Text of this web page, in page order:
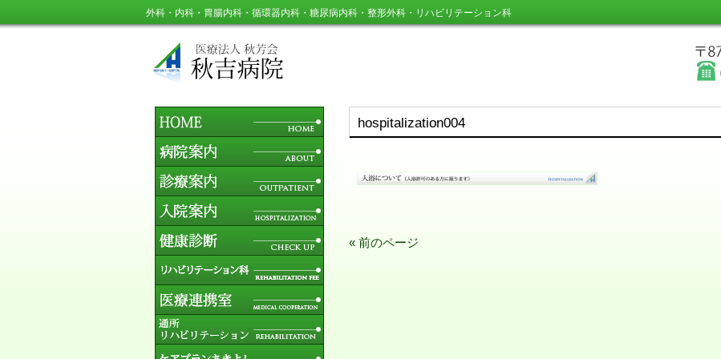
外科・内科・胃腸内科・循環器内科・糖尿病内科・整形外科・リハビリテーション科
hospitalization004
« 前のページ